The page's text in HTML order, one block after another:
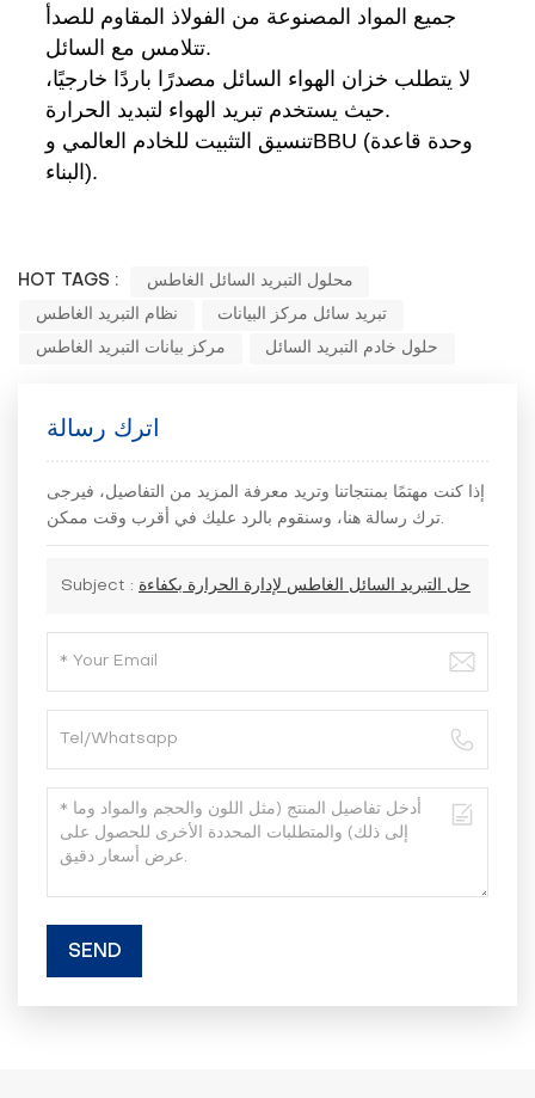
جميع المواد المصنوعة من الفولاذ المقاوم للصدأ
تتلامس مع السائل.
لا يتطلب خزان الهواء السائل مصدرًا باردًا خارجيًا،
حيث يستخدم تبريد الهواء لتبديد الحرارة.
تنسيق التثبيت للخادم العالمي وBBU (وحدة قاعدة
البناء).
HOT TAGS : محلول التبريد السائل الغاطس
نظام التبريد الغاطس تبريد سائل مركز البيانات
مركز بيانات التبريد الغاطس حلول خادم التبريد السائل
اترك رسالة
إذا كنت مهتمًا بمنتجاتنا وتريد معرفة المزيد من التفاصيل، فيرجى
ترك رسالة هنا، وسنقوم بالرد عليك في أقرب وقت ممكن.
Subject : حل التبريد السائل الغاطس لإدارة الحرارة بكفاءة
SEND